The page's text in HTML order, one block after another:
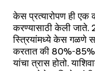
केस प्रत्यारोपण ही
करण्यासाठी केली
स्त्रियांमध्ये केस गळणे
करतात की 80%-
यांचा त्रास होतो.